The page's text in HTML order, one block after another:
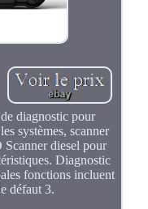
diagnostic pour
systèmes, scanner
diesel pour
Diagnostic
fonctions incluent
défaut 3.